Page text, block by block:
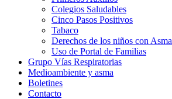
Colegios Saludables
Cinco Pasos Positivos
Tabaco
Derechos de los niños con Asma
Uso de Portal de Familias
Grupo Vías Respiratorias
Medioambiente y asma
Boletines
Contacto